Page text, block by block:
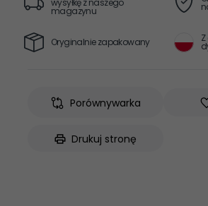
wysyłkę z naszego
magazynu
Oryginalnie zapakowany
Porównywarka
Drukuj stronę